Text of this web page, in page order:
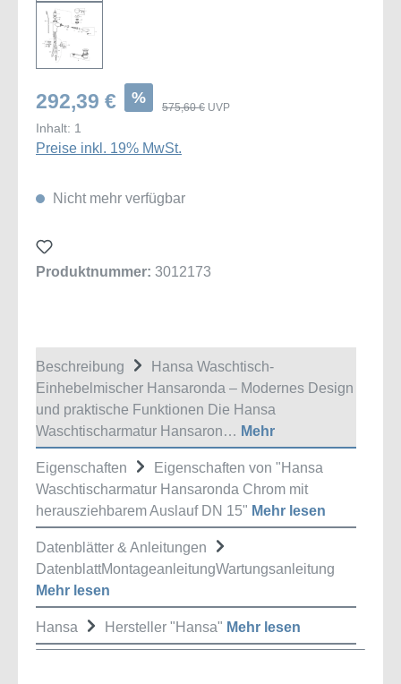
292,39 € %
575,60 € UVP
Inhalt: 1
Preise inkl. 19% MwSt.
Nicht mehr verfügbar
Produktnummer: 3012173
Beschreibung
Hansa Waschtisch-
Einhebelmischer Hansaronda – Modernes Design
und praktische Funktionen Die Hansa
Waschtischarmatur Hansaron… Mehr
Eigenschaften
Eigenschaften von "Hansa
Waschtischarmatur Hansaronda Chrom mit
herausziehbarem Auslauf DN 15" Mehr lesen
Datenblätter & Anleitungen
DatenblattMontageanleitungWartungsanleitung
Mehr lesen
Hansa Hersteller "Hansa" Mehr lesen